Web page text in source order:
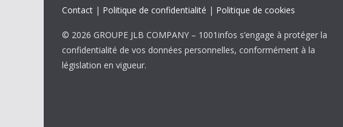
Contact | Politique de confidentialité | Politique de cookies
© 2026 GROUPE JLB COMPANY – 1001infos s’engage à protéger la
confidentialité de vos données personnelles, conformément à la
législation en vigueur.